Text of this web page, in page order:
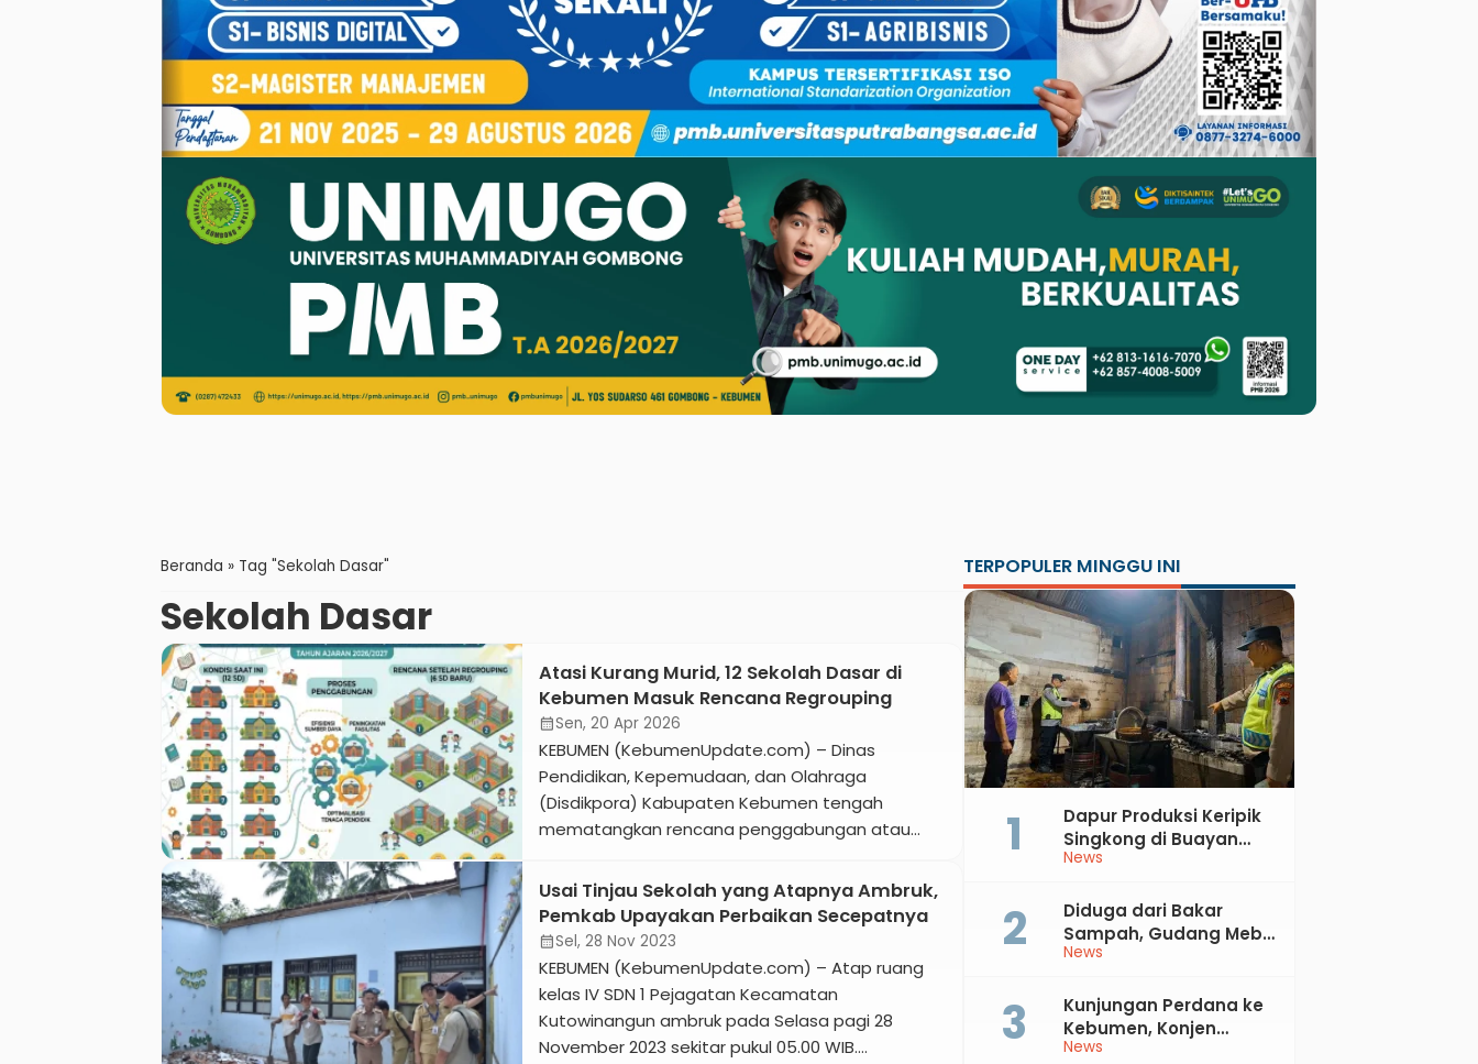
Beranda » Tag "Sekolah Dasar"
Sekolah Dasar
Atasi Kurang Murid, 12 Sekolah Dasar di
Kebumen Masuk Rencana Regrouping
calendar_monthSen, 20 Apr 2026
KEBUMEN (KebumenUpdate.com) – Dinas
Pendidikan, Kepemudaan, dan Olahraga
(Disdikpora) Kabupaten Kebumen tengah
mematangkan rencana penggabungan atau
menjadi 6 sekolah pada tahun ajaran 2026/2027.
Langkah strategis ini diambil guna meningkatkan
efisiensi proses belajar mengajar serta
merespons fenomena penurunan jumlah siswa di
sejumlah wilayah. Kabid Pendidikan Sekolah Dasar
Disdikpora Kebumen, Budi […]
Usai Tinjau Sekolah yang Atapnya Ambruk,
Pemkab Upayakan Perbaikan Secepatnya
calendar_monthSel, 28 Nov 2023
KEBUMEN (KebumenUpdate.com) – Atap ruang
kelas IV SDN 1 Pejagatan Kecamatan
Kutowinangun ambruk pada Selasa pagi 28
November 2023 sekitar pukul 05.00 WIB.
TERPOPULER MINGGU INI
News
Dapur Produksi Keripik
Singkong di Buayan
Terbakar, Kerugian
News
Diduga dari Bakar
Sampah, Gudang Mebel
di Petanahan Hangus
News
Kunjungan Perdana ke
Kebumen, Konjen
Australia Temui Bupati